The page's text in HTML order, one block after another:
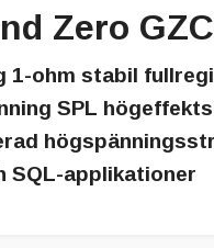
Zero
1-ohm stabil
SPL
SQL-applikationer